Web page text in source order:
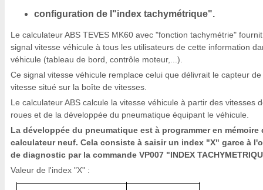
configuration de l"index tachymétrique".
Le calculateur ABS TEVES MK60 avec "fonction tachymétrie"
signal vitesse véhicule à tous les utilisateurs de cette information
véhicule (tableau de bord, contrôle moteur,...).
Ce signal vitesse véhicule remplace celui que délivrait le capteur de
vitesse situé sur la boîte de vitesses.
Le calculateur ABS calcule la vitesse véhicule à partir des vitesses
roues et de la développée du pneumatique équipant le véhicule.
La développée du pneumatique est à programmer en mémoire
calculateur neuf. Cela consiste à saisir un index "X" garce à
de diagnostic par la commande VP007 "INDEX
Valeur de l'index "X" :